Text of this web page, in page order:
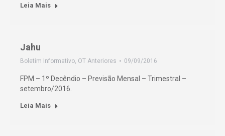
Leia Mais
Jahu
Boletim Informativo, OT Anteriores 09/09/2016
FPM – 1º Decêndio – Previsão Mensal – Trimestral –
setembro/2016.
Leia Mais